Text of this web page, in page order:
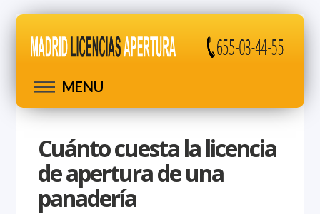
MENU
Cuánto cuesta la licencia
de apertura de una
panadería